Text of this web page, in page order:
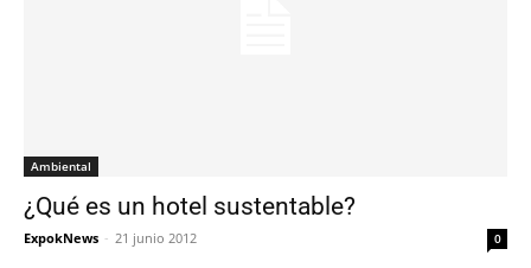
Ambiental
¿Qué es un hotel sustentable?
ExpokNews - 21 junio 2012 0